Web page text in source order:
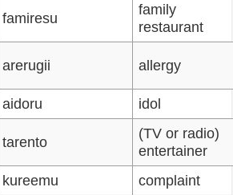
famiresu
family
restaurant
arerugii allergy
aidoru idol
tarento
(TV or radio)
entertainer
kureemu complaint